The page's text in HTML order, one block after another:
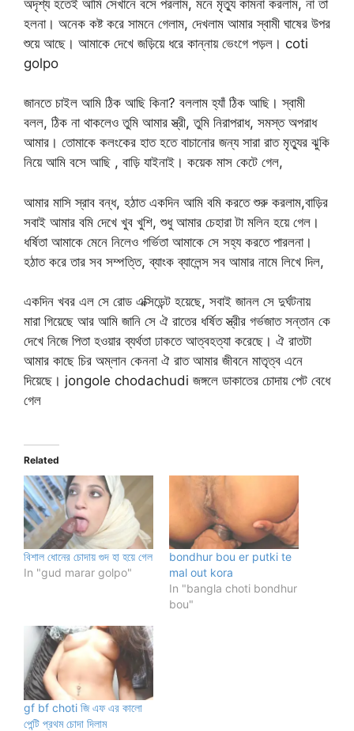
অদৃশ্য হতেই আমি সেখানে বসে পরলাম, মনে মৃত্যু কামনা করলাম, না তা
হলনা। অনেক কষ্ট করে সামনে গেলাম, দেখলাম আমার স্বামী ঘাষের উপর
শুয়ে আছে। আমাকে দেখে জড়িয়ে ধরে কান্নায় ভেংগে পড়ল। coti
golpo
জানতে চাইল আমি ঠিক আছি কিনা? বললাম হ্যাঁ ঠিক আছি। স্বামী
বলল, ঠিক না থাকলেও তুমি আমার স্ত্রী, তুমি নিরাপরাধ, সমস্ত অপরাধ
আমার। তোমাকে কলংকের হাত হতে বাচানোর জন্য সারা রাত মৃত্যুর ঝুকি
নিয়ে আমি বসে আছি , বাড়ি যাইনাই। কয়েক মাস কেটে গেল,
আমার মাসি স্রাব বন্ধ, হঠাত একদিন আমি বমি করতে শুরু করলাম,বাড়ির
সবাই আমার বমি দেখে খুব খুশি, শুধু আমার চেহারা টা মলিন হয়ে গেল।
ধর্ষিতা আমাকে মেনে নিলেও গর্ভিতা আমাকে সে সহ্য করতে পারলনা।
হঠাত করে তার সব সম্পত্তি, ব্যাংক ব্যালেন্স সব আমার নামে লিখে দিল,
একদিন খবর এল সে রোড এক্সিডেন্ট হয়েছে, সবাই জানল সে দুর্ঘটনায়
মারা গিয়েছে আর আমি জানি সে ঐ রাতের ধর্ষিত স্ত্রীর গর্ভজাত সন্তান কে
দেখে নিজে পিতা হওয়ার ব্যর্থতা ঢাকতে আত্বহত্যা করেছে। ঐ রাতটা
আমার কাছে চির অম্লান কেননা ঐ রাত আমার জীবনে মাতৃত্ব এনে
দিয়েছে। jongole chodachudi জঙ্গলে ডাকাতের চোদায় পেট বেধে
গেল
Related
বিশাল ধোনের চোদায় গুদ হা হয়ে গেল
In "gud marar golpo"
bondhur bou er putki te
mal out kora
In "bangla choti bondhur
bou"
gf bf choti জি এফ এর কালো
পেন্টি প্রথম চোদা দিলাম